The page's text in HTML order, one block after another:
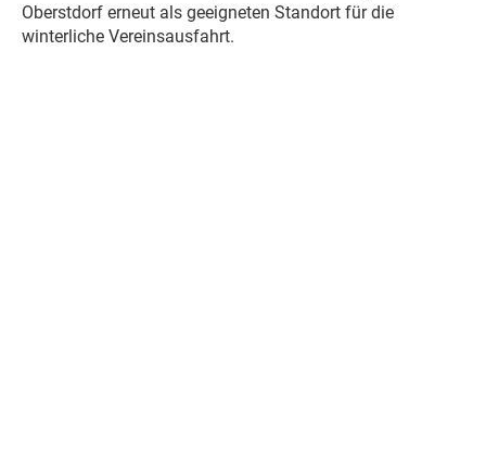
Oberstdorf erneut als geeigneten Standort für die
winterliche Vereinsausfahrt.